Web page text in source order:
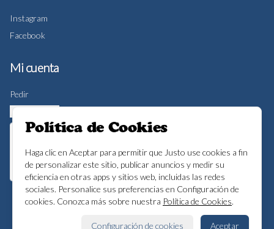
Instagram
Facebook
Mi cuenta
Pedir
Iniciar sesión
Powered by
Política de Cookies
Haga clic en Aceptar para permitir que Justo use cookies a fin
de personalizar este sitio, publicar anuncios y medir su
eficiencia en otras apps y sitios web, incluidas las redes
sociales. Personalice sus preferencias en Configuración de
cookies. Conozca más sobre nuestra Política de Cookies.
Configuración de cookies Aceptar